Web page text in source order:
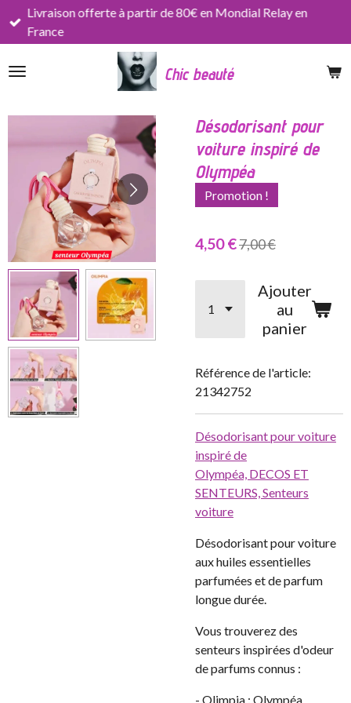
Passer
principal
Chic beauté
Livraison offerte à partir de 80€ en Mondial Relay en
France
Désodorisant pour
voiture inspiré de
Olympéa
Promotion !
4,50 €7,00 €
Ajouter
au
panier
Référence de l'article:
21342752
Désodorisant pour voiture
inspiré de
Olympéa, DECOS ET
SENTEURS,Senteurs
voiture
Désodorisant pour voiture
aux huiles essentielles
parfumées et de parfum
longue durée.
Vous trouverez des
senteurs inspirées d'odeur
de parfums connus :
- Olimpia : Olympéa